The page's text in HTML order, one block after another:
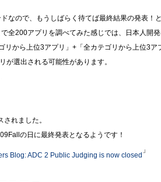
なので、もうしばらく待てば最終結果の発表！
全200アプリを調べてみた感じでは、日本人開
リから上位3アプリ」+「全カテゴリから上位3
が選出される可能性があります。
れました。
の日に最終発表となるようです！
Blog: ADC 2 Public Judging is now closed」